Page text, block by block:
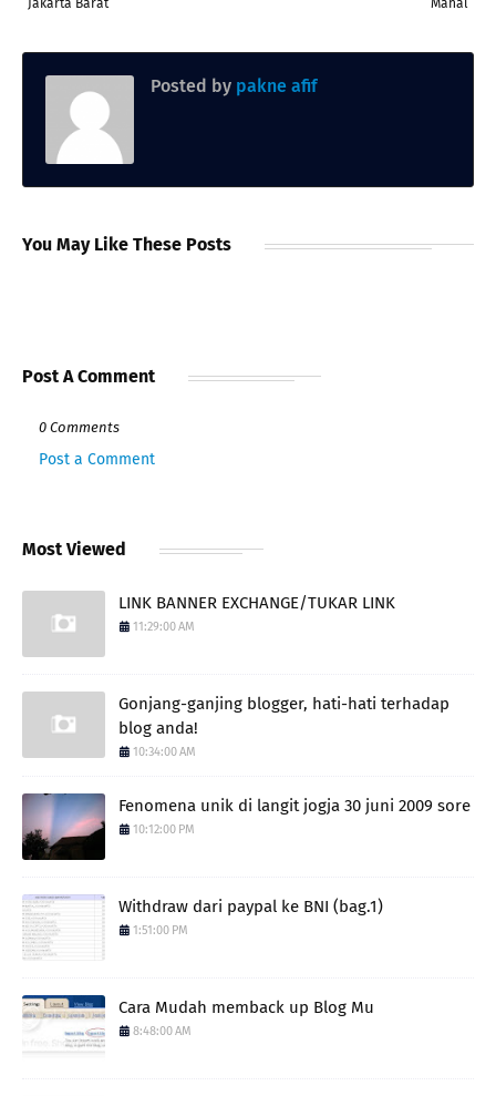
Mahal
Jakarta Barat
Posted by pakne afif
You May Like These Posts
Post A Comment
0 Comments
Post a Comment
Most Viewed
LINK BANNER EXCHANGE/TUKAR LINK
11:29:00 AM
Gonjang-ganjing blogger, hati-hati terhadap
blog anda!
10:34:00 AM
Fenomena unik di langit jogja 30 juni 2009 sore
10:12:00 PM
Withdraw dari paypal ke BNI (bag.1)
1:51:00 PM
Cara Mudah memback up Blog Mu
8:48:00 AM